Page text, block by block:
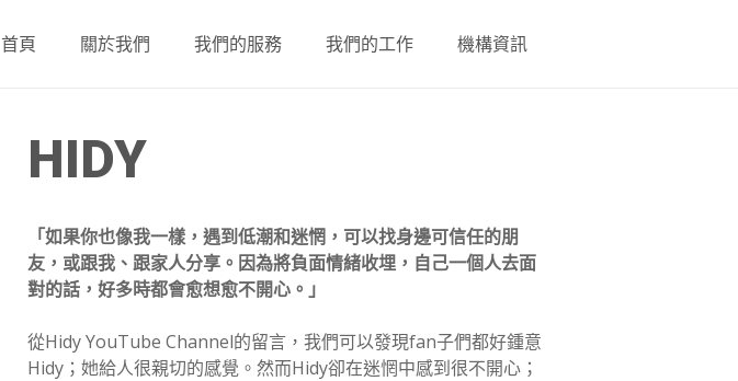
首頁 關於我們 我們的服務 我們的工作 機構資訊
HIDY
「如果你也像我一樣，遇到低潮和迷惘，可以找身邊可信任的朋
友，或跟我、跟家人分享。因為將負面情緒收埋，自己一個人去面
對的話，好多時都會愈想愈不開心。」
從Hidy YouTube Channel的留言，我們可以發現fan子們都好鍾意
Hidy；她給人很親切的感覺。然而Hidy卻在迷惘中感到很不開心；